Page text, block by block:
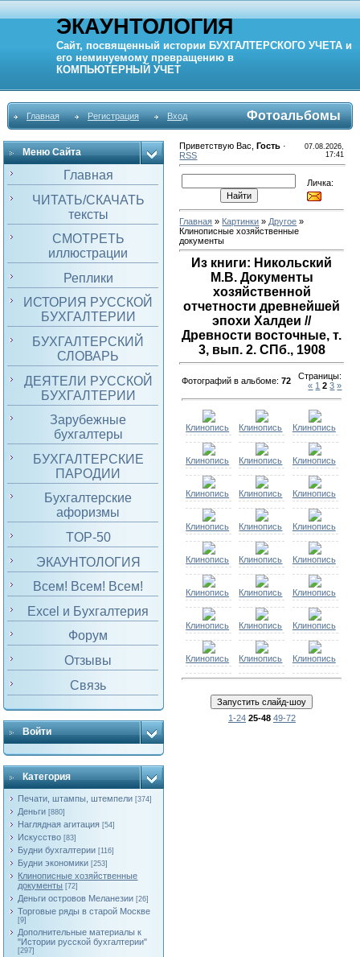
ЭКАУНТОЛОГИЯ
Сайт, посвященный истории БУХГАЛТЕРСКОГО УЧЕТА и
его неминуемому превращению в
КОМПЬЮТЕРНЫЙ УЧЕТ
Главная Регистрация Вход Фотоальбомы
Меню Сайта
Главная
ЧИТАТЬ/СКАЧАТЬ
тексты
СМОТРЕТЬ
иллюстрации
Реплики
ИСТОРИЯ РУССКОЙ
БУХГАЛТЕРИИ
БУХГАЛТЕРСКИЙ
СЛОВАРЬ
ДЕЯТЕЛИ РУССКОЙ
БУХГАЛТЕРИИ
Зарубежные
бухгалтеры
БУХГАЛТЕРСКИЕ
ПАРОДИИ
Бухгалтерские
афоризмы
TOP-50
ЭКАУНТОЛОГИЯ
Всем! Всем! Всем!
Excel и Бухгалтерия
Форум
Отзывы
Связь
Войти
Категория
Печати, штампы, штемпели [374]
Деньги [880]
Наглядная агитация [54]
Искусство [83]
Будни бухгалтерии [116]
Будни экономики [253]
Клинописные хозяйственные
документы [72]
Деньги островов Меланезии [26]
Торговые ряды в старой Москве
[9]
Дополнительные материалы к
"Истории русской бухгалтерии"
[297]
Приветствую Вас ,Гость ·
RSS
07.08.2026,
17:41
Личка:
Главная » Картинки » Другое »
Клинописные хозяйственные
документы
Из книги: Никольский
М.В. Документы
хозяйственной
отчетности древнейшей
эпохи Халдеи //
Древности восточные, т.
3, вып. 2. СПб., 1908
Фотографий в альбоме:72 Страницы:
« 1 2 3 »
Клинопись Клинопись Клинопись
Клинопись Клинопись Клинопись
Клинопись Клинопись Клинопись
Клинопись Клинопись Клинопись
Клинопись Клинопись Клинопись
Клинопись Клинопись Клинопись
Клинопись Клинопись Клинопись
Клинопись Клинопись Клинопись
1-24 25-48 49-72